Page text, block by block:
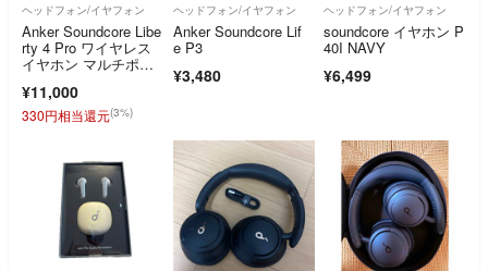
ヘッドフォン/イヤフォン
Anker Soundcore Libe
rty 4 Pro ワイヤレス
イヤホン マルチポイ
3 AAC LDAC ノイズ
キャンセリング アン
カー R2607-046
¥11,000
330円相当還元(3%)
ヘッドフォン/イヤフォン
Anker Soundcore Lif
e P3
¥3,480
ヘッドフォン/イヤフォン
soundcore イヤホン P
40I NAVY
¥6,499